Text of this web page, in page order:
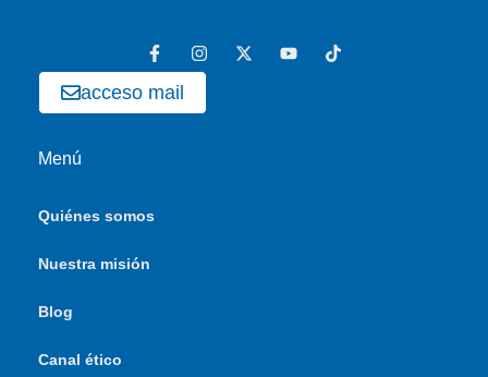
acceso mail
Menú
Quiénes somos
Nuestra misión
Blog
Canal ético